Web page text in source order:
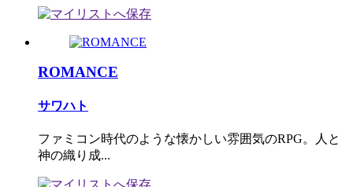
ROMANCE
サワハト
ファミコン時代のような懐かしい雰囲気のRPG。人と
神の織り成...